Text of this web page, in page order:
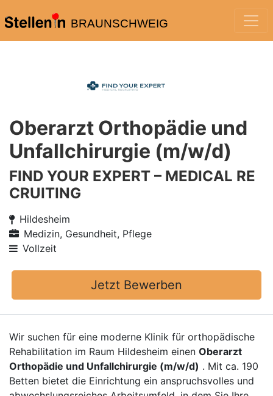
BRAUNSCHWEIG
Oberarzt Orthopädie und
Unfallchirurgie (m/w/d)
FIND YOUR EXPERT – MEDICAL RE
CRUITING
Hildesheim
Medizin, Gesundheit, Pflege
Vollzeit
Jetzt Bewerben
Wir suchen für eine moderne Klinik für orthopädische
Rehabilitation im Raum Hildesheim einen Oberarzt
Orthopädie und Unfallchirurgie (m/w/d) . Mit ca. 190
Betten bietet die Einrichtung ein anspruchsvolles und